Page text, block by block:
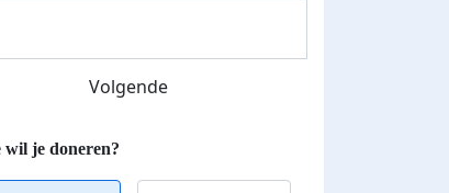
Volgende